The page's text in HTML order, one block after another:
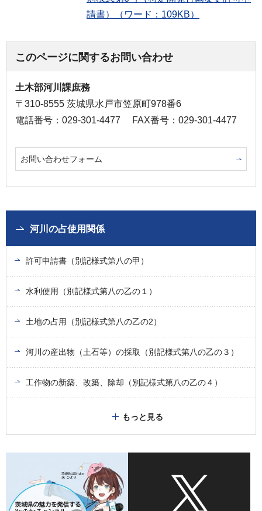
請書）（ワード：109KB）
このページに関するお問い合わせ
土木部河川課庶務
〒310-8555 茨城県水戸市笠原町978番6
電話番号：029-301-4477
FAX番号：029-301-4477
お問い合わせフォーム
河川の占使用関係
許可申請書（別記様式第八の甲）
水利使用（別記様式第八の乙の１）
土地の占用（別記様式第八の乙の2）
河川の産出物（土石等）の採取（別記様式第八の乙の３）
工作物の新築、改築、除却（別記様式第八の乙の４）
もっと見る